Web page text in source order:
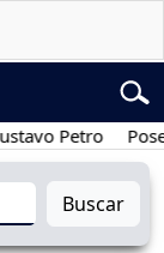
Petro Posesión
Buscar